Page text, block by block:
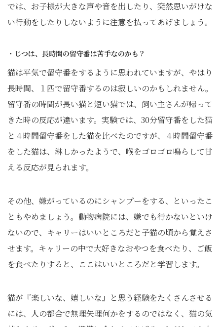
では、お子様が大きな声や音を出したり、突然思いがけな
い行動をしたりしないように注意を払ってあげましょう。
・じつは、長時間の留守番は苦手なのかも？
猫は平気で留守番をするように思われていますが、やはり
長時間、１匹で留守番するのは寂しいのかもしれません。
留守番の時間が長い猫と短い猫では、飼い主さんが帰って
きた時の反応が違います。実験では、30分留守番をした猫
と４時間留守番をした猫を比べたのですが、４時間留守番
をした猫は、淋しかったようで、喉をゴロゴロ鳴らして甘
える反応が見られます。
その他、嫌がっているのにシャンプーをする、といったこ
ともやめましょう。動物病院には、嫌でも行かないといけ
ないので、キャリーはいいところだと子猫の頃から覚えさ
せます。キャリーの中で大好きなおやつを食べたり、ご飯
を食べたりすると、ここはいいところだと学習します。
猫が『楽しいな、嬉しいな』と思う経験をたくさんさせる
には、人の都合で無理矢理何かをするのではなく、猫の気